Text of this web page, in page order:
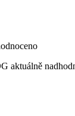
aktuálně